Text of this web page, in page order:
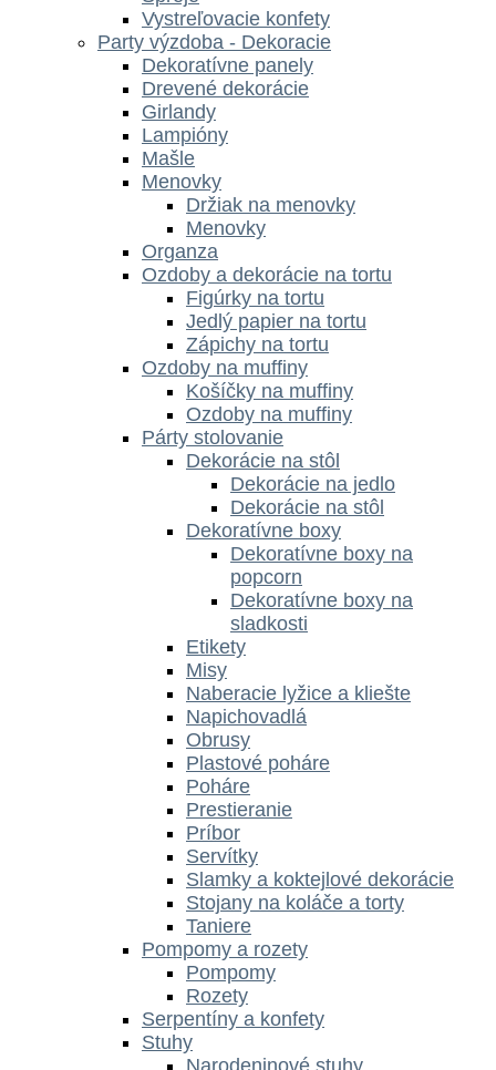
Vystreľovacie konfety
Party výzdoba - Dekoracie
Dekoratívne panely
Drevené dekorácie
Girlandy
Lampióny
Mašle
Menovky
Držiak na menovky
Menovky
Organza
Ozdoby a dekorácie na tortu
Figúrky na tortu
Jedlý papier na tortu
Zápichy na tortu
Ozdoby na muffiny
Košíčky na muffiny
Ozdoby na muffiny
Párty stolovanie
Dekorácie na stôl
Dekorácie na jedlo
Dekorácie na stôl
Dekoratívne boxy
Dekoratívne boxy na
popcorn
Dekoratívne boxy na
sladkosti
Etikety
Misy
Naberacie lyžice a kliešte
Napichovadlá
Obrusy
Plastové poháre
Poháre
Prestieranie
Príbor
Servítky
Slamky a koktejlové dekorácie
Stojany na koláče a torty
Taniere
Pompomy a rozety
Pompomy
Rozety
Serpentíny a konfety
Stuhy
Narodeninové stuhy